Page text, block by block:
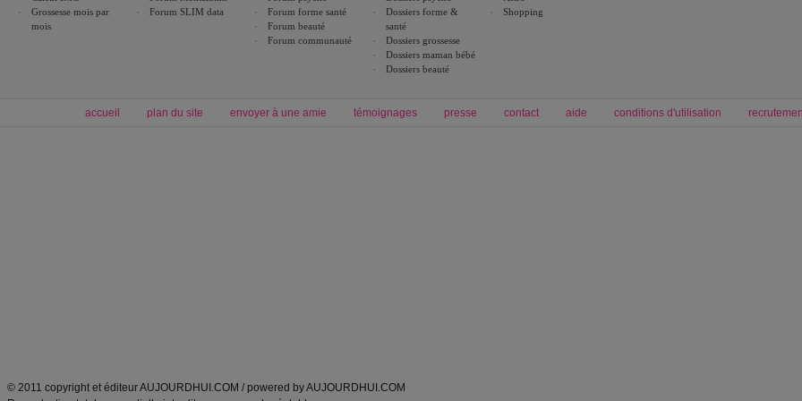
Grossesse mois par
mois
Forum SLIM data
Forum forme santé
Forum beauté
Forum communauté
Dossiers forme &
santé
Dossiers grossesse
Dossiers maman bébé
Dossiers beauté
Shopping
accueil plan du site envoyer à une amie témoignages presse contact aide conditions d'utilisation
© 2011 copyright et éditeur AUJOURDHUI.COM / powered by AUJOURDHUI.COM